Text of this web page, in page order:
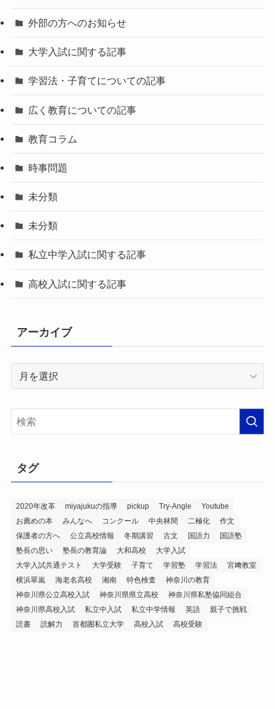
外部の方へのお知らせ
大学入試に関する記事
学習法・子育てについての記事
広く教育についての記事
教育コラム
時事問題
未分類
未分類
私立中学入試に関する記事
高校入試に関する記事
アーカイブ
イ
ブ
タグ
2020年改革 miyajukuの指導 pickup Try-Angle
Youtube
お薦めの本
みんなへ コンクール 中央林間 二極化
作文
保護者の方へ
公立高校情報 冬期講習 古文 国語力
国語塾
塾長の思い
塾長の教育論 大和高校
大学入試
大学入試共通テスト
大学受験 子育て 学習塾 学習法
宮﨑教室
横浜翠嵐
海老名高校 湘南 特色検査
神奈川の教育
神奈川県公立高校入試
神奈川県県立高校
神奈川県私塾協同組合
神奈川県高校入試
私立中入試 私立中学情報 英語
親子で挑戦
読書
読解力 首都圏私立大学 高校入試 高校受験